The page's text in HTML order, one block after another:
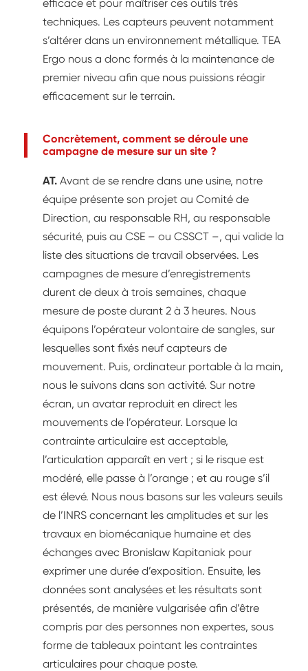
efficace et pour maîtriser ces outils très
techniques. Les capteurs peuvent notamment
s’altérer dans un environnement métallique. TEA
Ergo nous a donc formés à la maintenance de
premier niveau afin que nous puissions réagir
efficacement sur le terrain.
Concrètement, comment se déroule une
campagne de mesure sur un site ?
AT. Avant de se rendre dans une usine, notre
équipe présente son projet au Comité de
Direction, au responsable RH, au responsable
sécurité, puis au CSE – ou CSSCT –, qui valide la
liste des situations de travail observées. Les
campagnes de mesure d’enregistrements
durent de deux à trois semaines, chaque
mesure de poste durant 2 à 3 heures. Nous
équipons l’opérateur volontaire de sangles, sur
lesquelles sont fixés neuf capteurs de
mouvement. Puis, ordinateur portable à la main,
nous le suivons dans son activité. Sur notre
écran, un avatar reproduit en direct les
mouvements de l’opérateur. Lorsque la
contrainte articulaire est acceptable,
l’articulation apparaît en vert ; si le risque est
modéré, elle passe à l’orange ; et au rouge s’il
est élevé. Nous nous basons sur les valeurs seuils
de l’INRS concernant les amplitudes et sur les
travaux en biomécanique humaine et des
échanges avec Bronislaw Kapitaniak pour
exprimer une durée d’exposition. Ensuite, les
données sont analysées et les résultats sont
présentés, de manière vulgarisée afin d’être
compris par des personnes non expertes, sous
forme de tableaux pointant les contraintes
articulaires pour chaque poste.